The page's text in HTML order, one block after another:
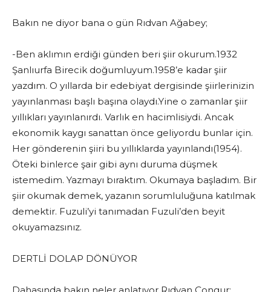
Bakın ne diyor bana o gün Rıdvan Ağabey;
-Ben aklımın erdiği günden beri şiir okurum.1932
Şanlıurfa Birecik doğumluyum.1958’e kadar şiir
yazdım. O yıllarda bir edebiyat dergisinde şiirlerinizin
yayınlanması başlı başına olaydı.Yine o zamanlar şiir
yıllıkları yayınlanırdı. Varlık en hacimlisiydi. Ancak
ekonomik kaygı sanattan önce geliyordu bunlar için.
Her gönderenin şiiri bu yıllıklarda yayınlandı(1954).
Öteki binlerce şair gibi aynı duruma düşmek
istemedim. Yazmayı bıraktım. Okumaya başladım. Bir
şiir okumak demek, yazanın sorumluluğuna katılmak
demektir. Fuzuli’yi tanımadan Fuzuli’den beyit
okuyamazsınız.
DERTLİ DOLAP DÖNÜYOR